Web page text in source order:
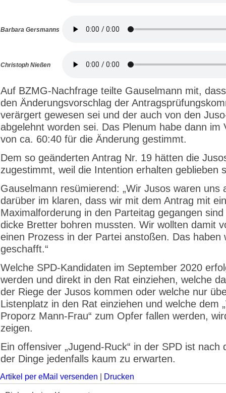
Barbara Gersmanns
Christoph Nießen
Auf BZMG-Nachfrage teilte Gauselmann mit,
den Änderungsvorschlag der
verärgert gewesen sei und der auch von den
abgelehnt worden sei. Das Plenum habe dann im
von ca. 60:40 für die Änderung gestimmt.
Dem so geänderten Antrag Nr. 19 hätten die
zugestimmt, weil die Intention erhalten geblieben
Gauselmann resümierend: „Wir Jusos waren uns
darüber im klaren, dass wir mit dem Antrag mit
Maximalforderung in den Parteitag gegangen
dicke Bretter bohren mussten. Wir wollten damit
einen Prozess in der Partei anstoßen. Das haben
geschafft.“
Welche SPD-Kandidaten im September 2020
werden und direkt in den Rat einziehen, welche
der Riege der Jusos kommen oder welche nur
Listenplatz in den Rat einziehen und welche dem
Proporz Mann-Frau“ zum Opfer fallen werden,
zeigen.
Ein offensiver „Jugend-Ruck“ in der SPD ist nach
der Dinge jedenfalls kaum zu erwarten.
Artikel per eMail versenden Drucken